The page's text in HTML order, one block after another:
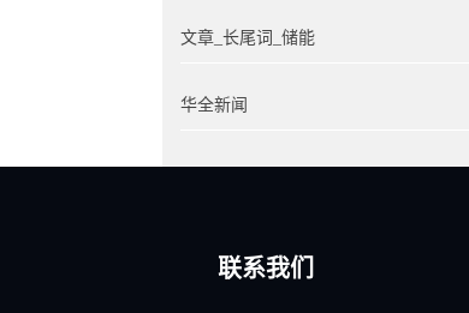
文章_长尾词_储能
华全新闻
联系我们